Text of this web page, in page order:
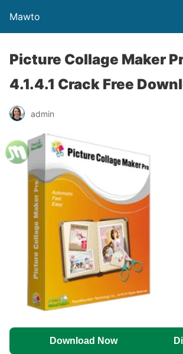
Mawto
Picture Collage Maker
4.1.4.1 Crack Free
admin
Download Now